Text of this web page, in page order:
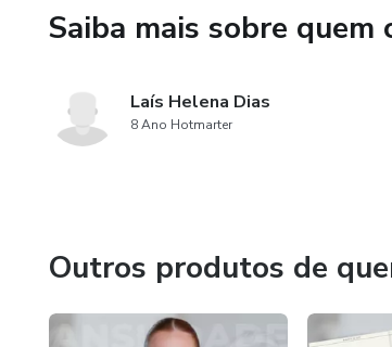
Saiba mais sobre quem
Laís Helena Dias
8 Ano Hotmarter
Outros produtos de